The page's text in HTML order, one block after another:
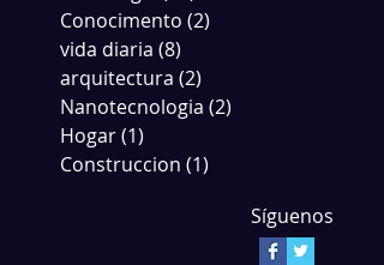
Conocimento (2)
vida diaria (8)
arquitectura (2)
Nanotecnologia (2)
Hogar(1)
Construccion (1)
Síguenos